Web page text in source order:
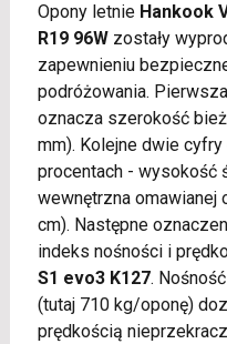
Opony letnie Hankook
R19 96Wzostały
zapewnieniu
podróżowania.
oznacza szerokość
mm). Kolejne dwie
procentach - wysokość
wewnętrzna omawianej
cm). Następne
indeks nośności i
S1 evo3 K127.
(tutaj 710 kg/oponę)
prędkością